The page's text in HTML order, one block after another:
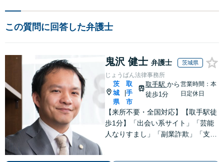
この質問に回答した弁護士
鬼沢 健士 弁護士 茨城県
じょうばん法律事務所
茨
城
県
取
手
市
取手駅 から
徒歩1分
営業時間：本
日定休日
【来所不要・全国対応】【取手駅徒
歩1分】「出会い系サイト」「芸能
人なりすまし」「副業詐欺」「支援